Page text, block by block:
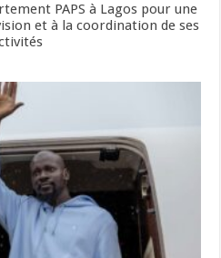
PAPS à Lagos pour une
et à la coordination de ses